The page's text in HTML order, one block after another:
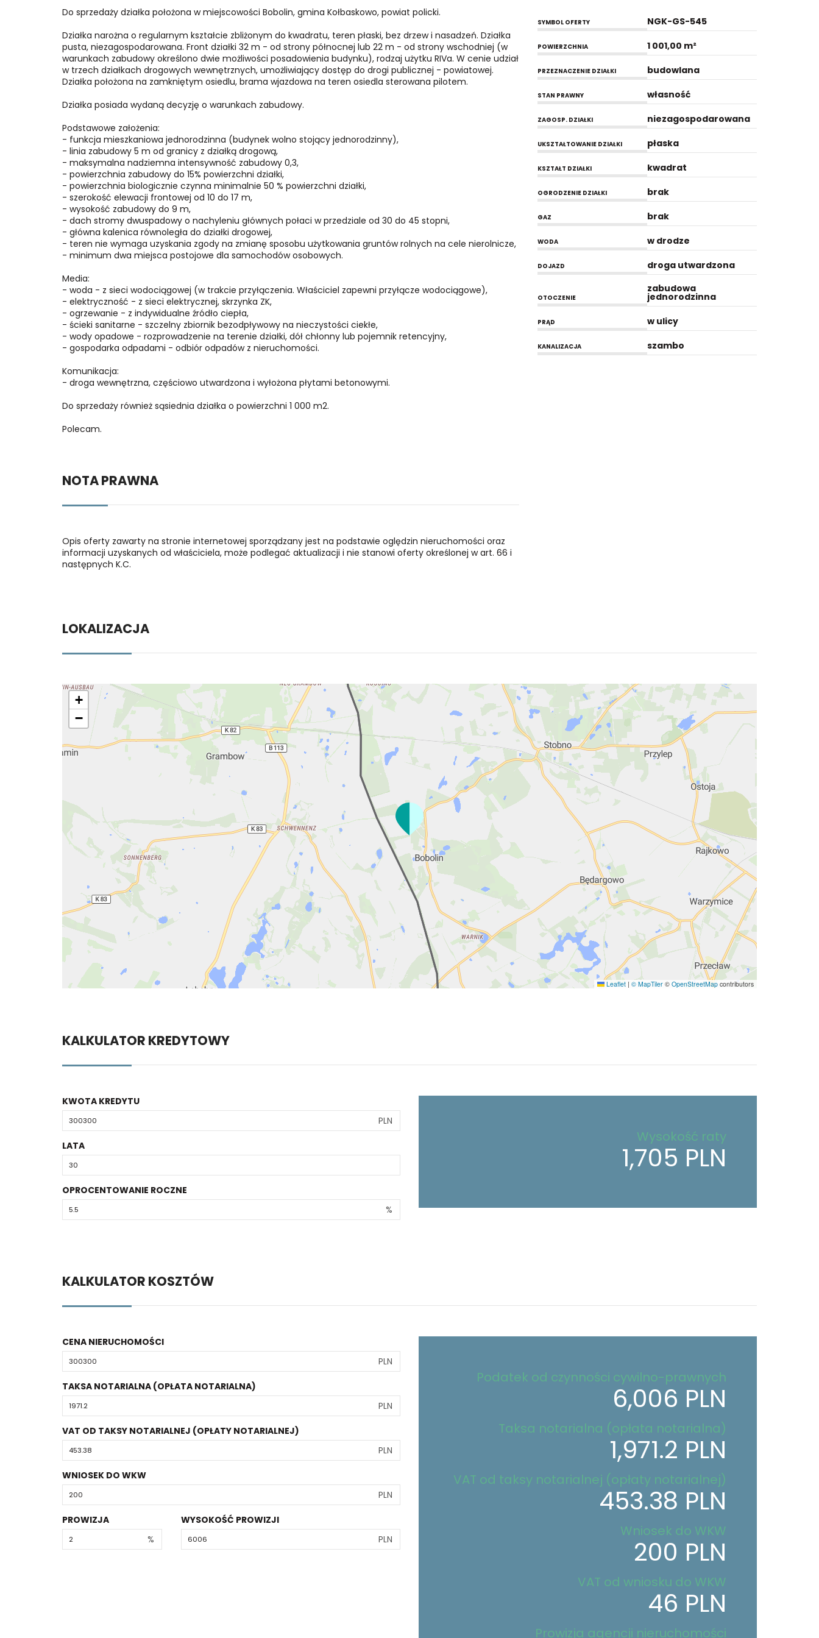
Do sprzedaży działka położona w miejscowości Bobolin, gmina Kołbaskowo, powiat policki.
Działka narożna o regularnym kształcie zbliżonym do kwadratu, teren płaski, bez drzew i nasadzeń. Działka
pusta, niezagospodarowana. Front działki 32 m - od strony północnej lub 22 m - od strony wschodniej (w
warunkach zabudowy określono dwie możliwości posadowienia budynku), rodzaj użytku RIVa. W cenie udział
w trzech działkach drogowych wewnętrznych, umożliwiający dostęp do drogi publicznej - powiatowej.
Działka położona na zamkniętym osiedlu, brama wjazdowa na teren osiedla sterowana pilotem.
Działka posiada wydaną decyzję o warunkach zabudowy.
Podstawowe założenia:
- funkcja mieszkaniowa jednorodzinna (budynek wolno stojący jednorodzinny),
- linia zabudowy 5 m od granicy z działką drogową,
- maksymalna nadziemna intensywność zabudowy 0,3,
- powierzchnia zabudowy do 15% powierzchni działki,
- powierzchnia biologicznie czynna minimalnie 50 % powierzchni działki,
- szerokość elewacji frontowej od 10 do 17 m,
- wysokość zabudowy do 9 m,
- dach stromy dwuspadowy o nachyleniu głównych połaci w przedziale od 30 do 45 stopni,
- główna kalenica równoległa do działki drogowej,
- teren nie wymaga uzyskania zgody na zmianę sposobu użytkowania gruntów rolnych na cele nierolnicze,
- minimum dwa miejsca postojowe dla samochodów osobowych.
Media:
- woda - z sieci wodociągowej (w trakcie przyłączenia. Właściciel zapewni przyłącze wodociągowe),
- elektryczność - z sieci elektrycznej, skrzynka ZK,
- ogrzewanie - z indywidualne źródło ciepła,
- ścieki sanitarne - szczelny zbiornik bezodpływowy na nieczystości ciekłe,
- wody opadowe - rozprowadzenie na terenie działki, dół chłonny lub pojemnik retencyjny,
- gospodarka odpadami - odbiór odpadów z nieruchomości.
Komunikacja:
- droga wewnętrzna, częściowo utwardzona i wyłożona płytami betonowymi.
Do sprzedaży również sąsiednia działka o powierzchni 1 000 m2.
Polecam.
NOTA PRAWNA
Opis oferty zawarty na stronie internetowej sporządzany jest na podstawie oględzin nieruchomości oraz
informacji uzyskanych od właściciela, może podlegać aktualizacji i nie stanowi oferty określonej w art. 66 i
następnych K.C.
SYMBOL OFERTY NGK-GS-545
POWIERZCHNIA 1 001,00 m²
PRZEZNACZENIE DZIAŁKI budowlana
STAN PRAWNY własność
ZAGOSP. DZIAŁKI niezagospodarowana
UKSZTAŁTOWANIE DZIAŁKI płaska
KSZTAŁT DZIAŁKI kwadrat
OGRODZENIE DZIAŁKI brak
GAZ brak
WODA w drodze
DOJAZD droga utwardzona
OTOCZENIE
zabudowa
jednorodzinna
PRĄD w ulicy
KANALIZACJA szambo
LOKALIZACJA
+
−
Leaflet | © MapTiler © OpenStreetMap contributors
KALKULATOR KREDYTOWY
KWOTA KREDYTU
PLN
LATA
OPROCENTOWANIE ROCZNE
%
Wysokość raty
1,705 PLN
KALKULATOR KOSZTÓW
CENA NIERUCHOMOŚCI
PLN
TAKSA NOTARIALNA (OPŁATA NOTARIALNA)
PLN
VAT OD TAKSY NOTARIALNEJ (OPŁATY NOTARIALNEJ)
PLN
WNIOSEK DO WKW
PLN
PROWIZJA
%
WYSOKOŚĆ PROWIZJI
PLN
Podatek od czynności cywilno-prawnych
6,006 PLN
Taksa notarialna (opłata notarialna)
1,971.2 PLN
VAT od taksy notarialnej (opłaty notarialnej)
453.38 PLN
Wniosek do WKW
200 PLN
VAT od wniosku do WKW
46 PLN
Prowizja agencji nieruchomości